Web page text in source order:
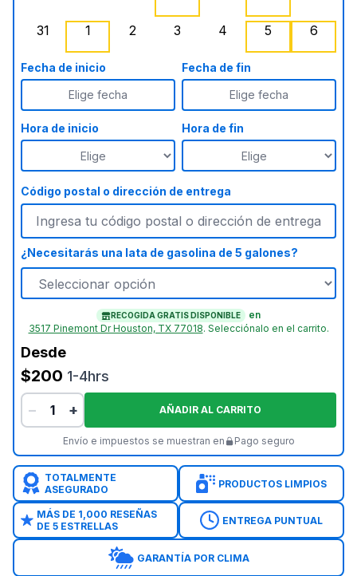
31
1
2
3
4
5
6
Fecha de inicio
Elige fecha
Fecha de fin
Elige fecha
Hora de inicio Hora de fin
Código postal o dirección de entrega
¿Necesitarás una lata de gasolina de 5 galones?
RECOGIDA GRATIS DISPONIBLE
en
3517 Pinemont Dr Houston, TX 77018. Selecciónalo en el carrito.
Desde
$200 1-4hrs
−
+ AÑADIR AL CARRITO
Envío e impuestos se muestran en Pago seguro
TOTALMENTE
ASEGURADO
PRODUCTOS LIMPIOS
MÁS DE 1,000 RESEÑAS
DE 5 ESTRELLAS
ENTREGA PUNTUAL
GARANTÍA POR CLIMA